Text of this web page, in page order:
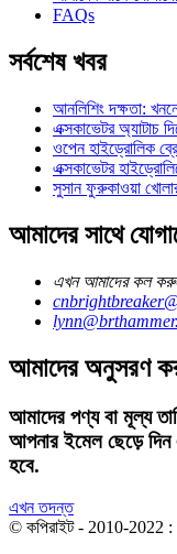
FAQs
সর্বশেষ খবর
আনলিশিং দক্ষতা:
এক্সকাভেটর অ্যাটাচ
ওপেন হাইড্রোলিক
এক্সকাভেটর
সুসান ফুরুকাওয়া
আমাদের সাথে
এখন আমাদের কল
আমাদের অনুসরণ
আমাদের পণ্য বা মূল্য
আপনার ইমেল ছেড়ে দিন
হবে.
এখন তদন্ত
© কপিরাইট - 2010-2022 :